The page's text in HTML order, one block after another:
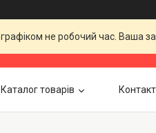
не робочий час. Ваша
Каталог товарів